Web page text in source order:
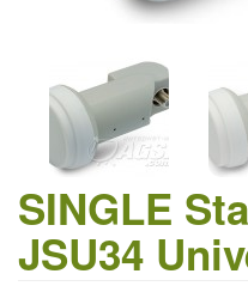
SINGLE
JSU34